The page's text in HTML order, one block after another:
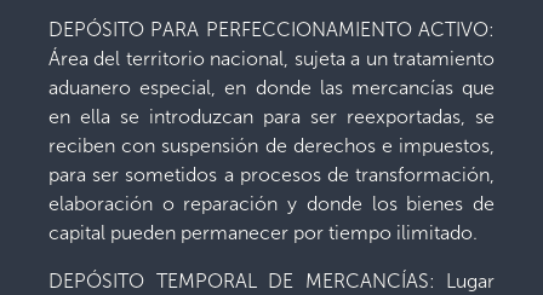
DEPÓSITO PARA PERFECCIONAMIENTO ACTIVO:
Área del territorio nacional, sujeta a un tratamiento
aduanero especial, en donde las mercancías que
en ella se introduzcan para ser reexportadas, se
reciben con suspensión de derechos e impuestos,
para ser sometidos a procesos de transformación,
elaboración o reparación y donde los bienes de
capital pueden permanecer por tiempo ilimitado.
DEPÓSITO TEMPORAL DE MERCANCÍAS: Lugar